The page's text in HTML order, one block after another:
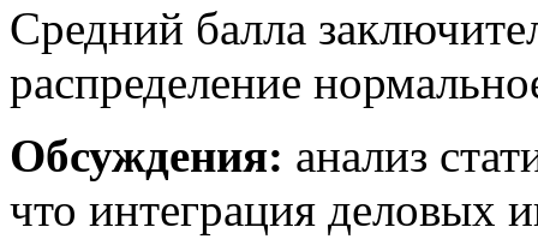
Средний балла
распределение
Обсуждения: анализ
что интеграция деловых